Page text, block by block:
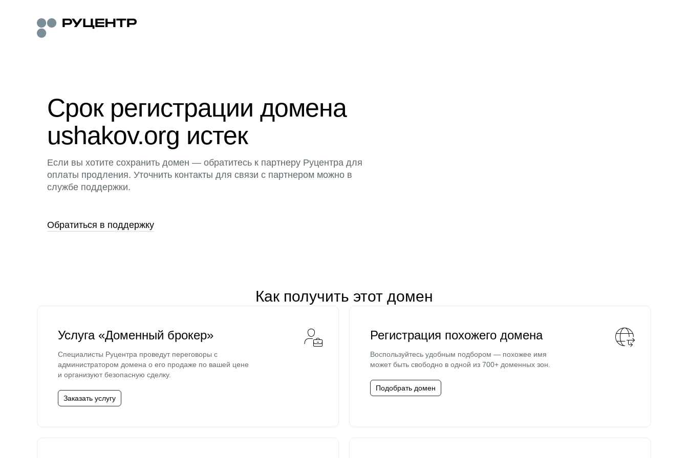
Срок регистрации домена
ushakov.org истек
Если вы хотите сохранить домен — обратитесь к партнеру Руцентра для
оплаты продления. Уточнить контакты для связи с партнером можно в
службе поддержки.
Обратиться в поддержку
Как получить этот домен
Услуга «Доменный брокер»
Специалисты Руцентра проведут переговоры с
администратором домена о его продаже по вашей цене
и организуют безопасную сделку.
Заказать услугу
Регистрация похожего домена
Воспользуйтесь удобным подбором — похожее имя
может быть свободно в одной из 700+ доменных зон.
Подобрать домен